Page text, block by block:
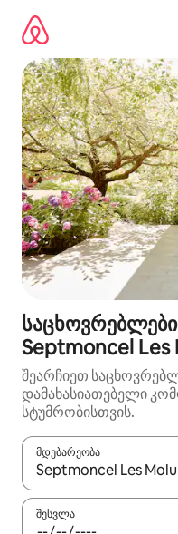
გადასვლა
Septmoncel Les
შეარჩიეთ
დამახასიათებელი
სტუმრობისთვის.
მდებარეობა
როცა შედეგები
შესვლა